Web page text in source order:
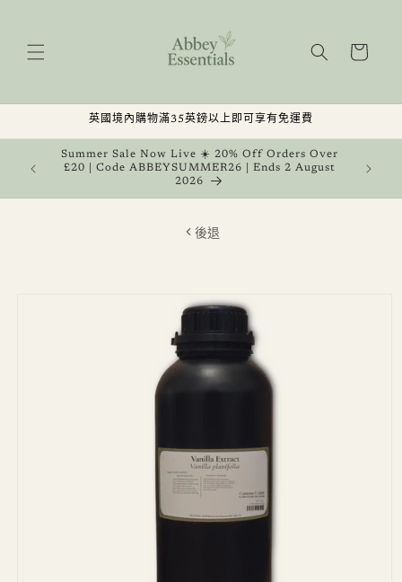
物
英國境內購物滿35英鎊以上即可享有免運費
Summer Sale Now Live ☀️ 20% Off Orders Over
£20 | Code ABBEYSUMMER26 | Ends 2 August
2026
後退